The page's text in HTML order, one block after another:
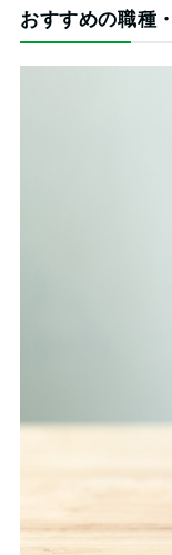
おすすめの職種